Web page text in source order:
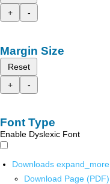
+
-
Margin Size
Reset
+
-
Font Type
Enable Dyslexic Font
Downloads expand_more
Download Page (PDF)